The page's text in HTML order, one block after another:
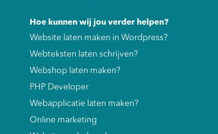
Hoe kunnen wij jou verder helpen?
Website laten maken in Wordpress?
Webteksten laten schrijven?
Webshop laten maken?
PHP Developer
Webapplicatie laten maken?
Online marketing